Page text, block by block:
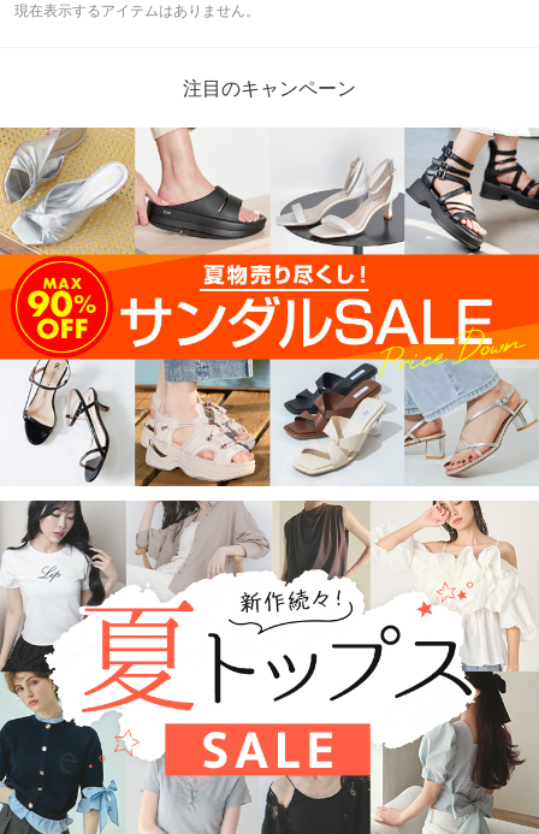
現在表示するアイテムはありません。
注目のキャンペーン